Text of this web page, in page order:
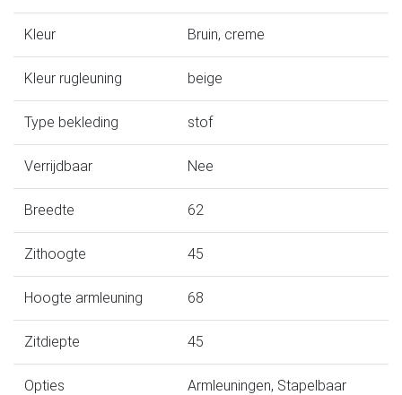
Kleur Bruin, creme
Kleur rugleuning beige
Type bekleding stof
Verrijdbaar Nee
Breedte 62
Zithoogte 45
Hoogte armleuning 68
Zitdiepte 45
Opties Armleuningen, Stapelbaar